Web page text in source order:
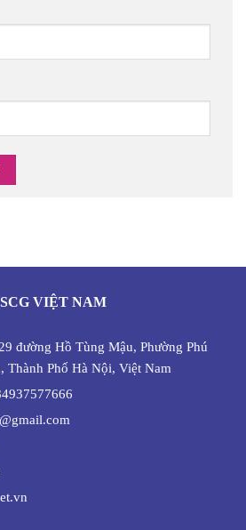
VIỆT NAM
đường Hồ Tùng Mậu, Phường Phú
Thành Phố Hà Nội, Việt Nam